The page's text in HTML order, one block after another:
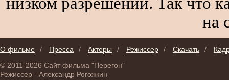
на
О фильме / Пресса / Актеры / Режиссер / Скачать /
© 2011-2026 Сайт фильма "Перегон"
Режиссер - Александр Рогожкин